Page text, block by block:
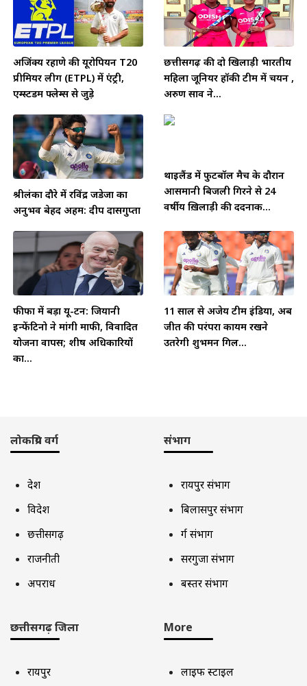
अजिंक्य रहाणे की यूरोपियन T20
प्रीमियर लीग (ETPL) में एंट्री,
एम्स्टर्डम फ्लेम्स से जुड़े
छत्तीसगढ़ की दो खिलाड़ी भारतीय
महिला जूनियर हॉकी टीम में चयन ,
अरुण साव ने...
श्रीलंका दौरे में रविंद्र जडेजा का
अनुभव बेहद अहम: दीप दासगुप्ता
थाईलैंड में फुटबॉल मैच के दौरान
आसमानी बिजली गिरने से 24
वर्षीय ख़िलाड़ी की दर्दनाक...
फीफा में बड़ा यू-टर्न: जियानी
इन्फेंटिनो ने मांगी माफी, विवादित
योजना वापस; शीर्ष अधिकारियों
का...
11 साल से अजेय टीम इंडिया, अब
जीत की परंपरा कायम रखने
उतरेगी शुभमन गिल...
लोकप्रिय वर्ग
देश
विदेश
छत्तीसगढ़
राजनीती
अपराध
संभाग
रायपुर संभाग
बिलासपुर संभाग
दुर्ग संभाग
सरगुजा संभाग
बस्तर संभाग
छत्तीसगढ़ जिला
रायपुर
More
लाइफ स्टाइल